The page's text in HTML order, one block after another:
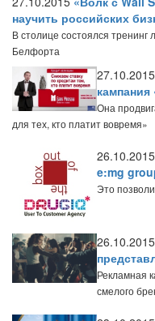
научить российских
В столице состоялся тренинг
Белфорта
27.10.2015
Она
для тех, кто платит вовремя»
26.10.2015
e:mg
Это
26.10.2015
Рекламная
смелого